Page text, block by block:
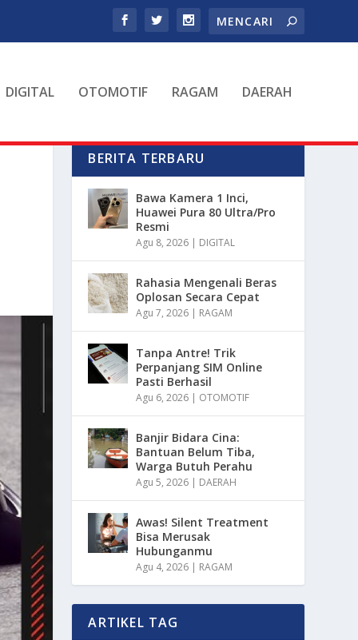
DIGITAL OTOMOTIF RAGAM DAERAH
BERITA TERBARU
Bawa Kamera 1 Inci,
Huawei Pura 80 Ultra/Pro
Resmi
Agu 8, 2026 | DIGITAL
Rahasia Mengenali Beras
Oplosan Secara Cepat
Agu 7, 2026 | RAGAM
Tanpa Antre! Trik
Perpanjang SIM Online
Pasti Berhasil
Agu 6, 2026 | OTOMOTIF
Banjir Bidara Cina:
Bantuan Belum Tiba,
Warga Butuh Perahu
Agu 5, 2026 | DAERAH
Awas! Silent Treatment
Bisa Merusak
Hubunganmu
Agu 4, 2026 | RAGAM
ARTIKEL TAG